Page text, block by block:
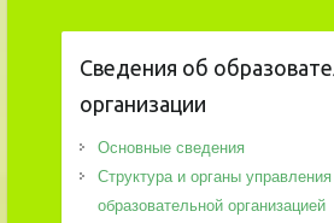
Сведения об
организации
Основные сведения
Структура и органы управления
образовательной организацией